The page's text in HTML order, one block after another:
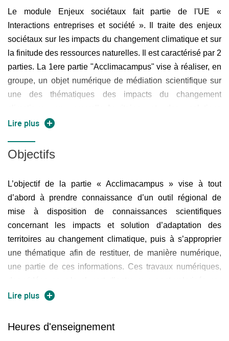
Le module Enjeux sociétaux fait partie de l'UE «
Interactions entreprises et société ». Il traite des enjeux
sociétaux sur les impacts du changement climatique et sur
la finitude des ressources naturelles. Il est caractérisé par 2
parties. La 1ere partie "Acclimacampus" vise à réaliser, en
groupe, un objet numérique de médiation scientifique sur
une des thématiques des impacts du changement
d'atténuation et d'adaptation (source : Acclimaterra). La
théoriques, les concepts et les solutions de l'économie
circulaire via les vidéos disponibles du MOOC (source :
Lire plus
Objectifs
L’objectif de la partie « Acclimacampus » vise à tout
d’abord à prendre connaissance d’un outil régional de
mise à disposition de connaissances scientifiques
concernant les impacts et solution d’adaptation des
territoires au changement climatique, puis à s’approprier
une thématique afin de restituer, de manière numérique,
une partie de ces informations. Ces travaux numériques,
l’ENSEGID (journée portes ouvertes, accueils de
renforcer le partenariat qu’a l’ENSEGID avec le comité
Lire plus
Heures d'enseignement